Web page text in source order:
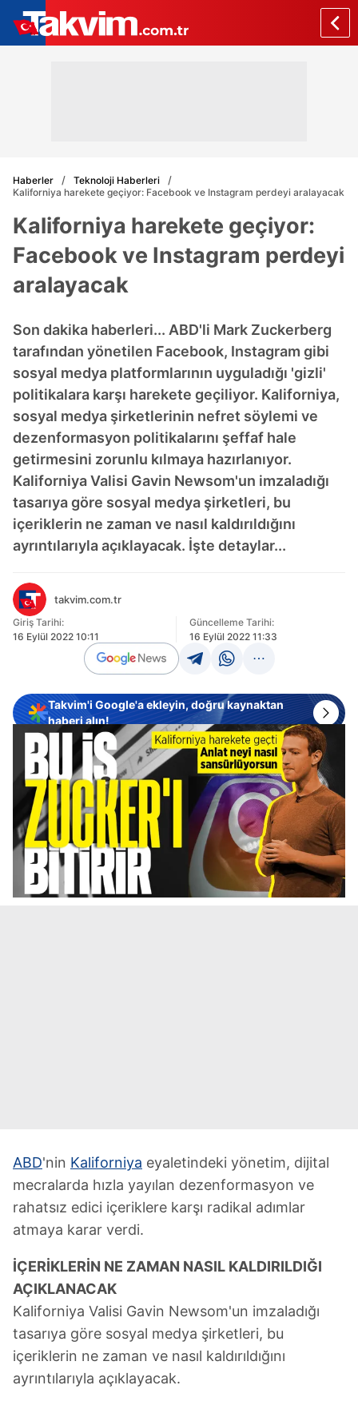
Haberler
Teknoloji Haberleri
Kaliforniya harekete geçiyor: Facebook ve Instagram perdeyi aralayacak
Kaliforniya harekete geçiyor:
Facebook ve Instagram perdeyi
aralayacak
Son dakika haberleri... ABD'li Mark Zuckerberg
tarafından yönetilen Facebook, Instagram gibi
sosyal medya platformlarının uyguladığı 'gizli'
politikalara karşı harekete geçiliyor. Kaliforniya,
sosyal medya şirketlerinin nefret söylemi ve
dezenformasyon politikalarını şeffaf hale
getirmesini zorunlu kılmaya hazırlanıyor.
Kaliforniya Valisi Gavin Newsom'un imzaladığı
tasarıya göre sosyal medya şirketleri, bu
içeriklerin ne zaman ve nasıl kaldırıldığını
ayrıntılarıyla açıklayacak. İşte detaylar...
takvim.com.tr
Giriş Tarihi:
16 Eylül 2022 10:11
Güncelleme Tarihi:
16 Eylül 2022 11:33
Takvim'i Google'a ekleyin, doğru kaynaktan
haberi alın!
ABD'nin Kaliforniya eyaletindeki yönetim, dijital
mecralarda hızla yayılan dezenformasyon ve
rahatsız edici içeriklere karşı radikal adımlar
atmaya karar verdi.
İÇERİKLERİN NE ZAMAN NASIL KALDIRILDIĞI
AÇIKLANACAK
Kaliforniya Valisi Gavin Newsom'un imzaladığı
tasarıya göre sosyal medya şirketleri, bu
içeriklerin ne zaman ve nasıl kaldırıldığını
ayrıntılarıyla açıklayacak.